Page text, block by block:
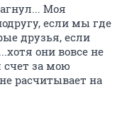
Моя
если мы где
друзья, если
они вовсе не
счет за мою
расчитывает на